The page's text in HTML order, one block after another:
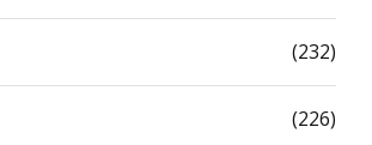
(232)
(226)